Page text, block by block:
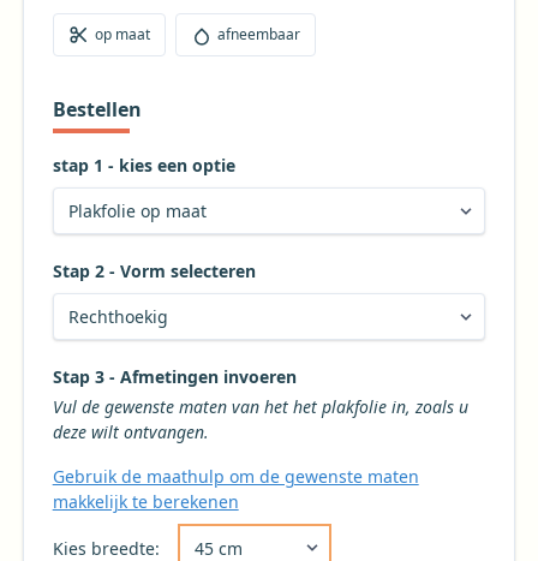
op maat afneembaar
Bestellen
stap 1 - kies een optie
Stap 2 - Vorm selecteren
Kies de gewenste vorm voor uw tafelkleed
Stap 3 - Afmetingen invoeren
Vul de gewenste maten van het het plakfolie in, zoals u
deze wilt ontvangen.
Gebruik de maathulp om de gewenste maten
makkelijk te berekenen
Kies breedte: